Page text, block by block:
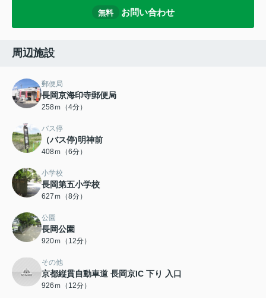
無料 お問い合わせ
周辺施設
郵便局
長岡京海印寺郵便局
258ｍ（4分）
バス停
（バス停)明神前
408ｍ（6分）
小学校
長岡第五小学校
627ｍ（8分）
公園
長岡公園
920ｍ（12分）
その他
京都縦貫自動車道 長岡京IC 下り 入口
926ｍ（12分）